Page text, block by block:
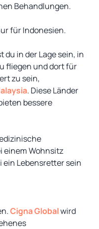
Behandlungen.
für Indonesien.
in der Lage sein, in
fliegen und dort für
zu sein,
. Diese Länder
bessere
einem Wohnsitz
ein Lebensretter sein
Cigna Globalwird